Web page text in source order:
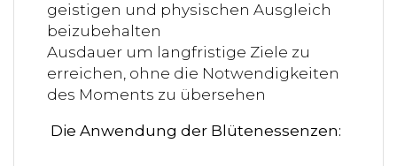
geistigen und physischen Ausgleich
beizubehalten
Ausdauer um langfristige Ziele zu
erreichen, ohne die Notwendigkeiten
des Moments zu übersehen
Die Anwendung der Blütenessenzen: